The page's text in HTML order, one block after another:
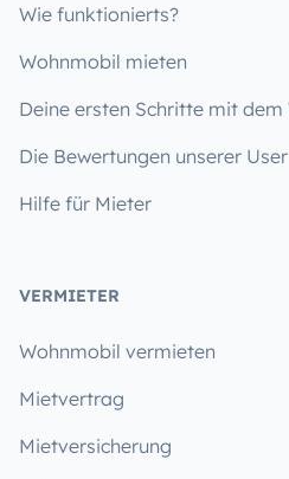
Wie funktionierts?
Wohnmobil mieten
Deine ersten Schritte mit
Die Bewertungen unserer User
Hilfe für Mieter
VERMIETER
Wohnmobil vermieten
Mietvertrag
Mietversicherung